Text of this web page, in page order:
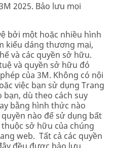
2025. Bảo lưu mọi
bởi một hoặc nhiều hình
kiểu dáng thương mại,
và các quyền sở hữu.
và quyền sở hữu đó
của 3M. Không có nội
việc bạn sử dụng Trang
bạn, dù theo cách suy
bằng hình thức nào
nào để sử dụng bất
sở hữu của chúng
web. Tất cả các quyền